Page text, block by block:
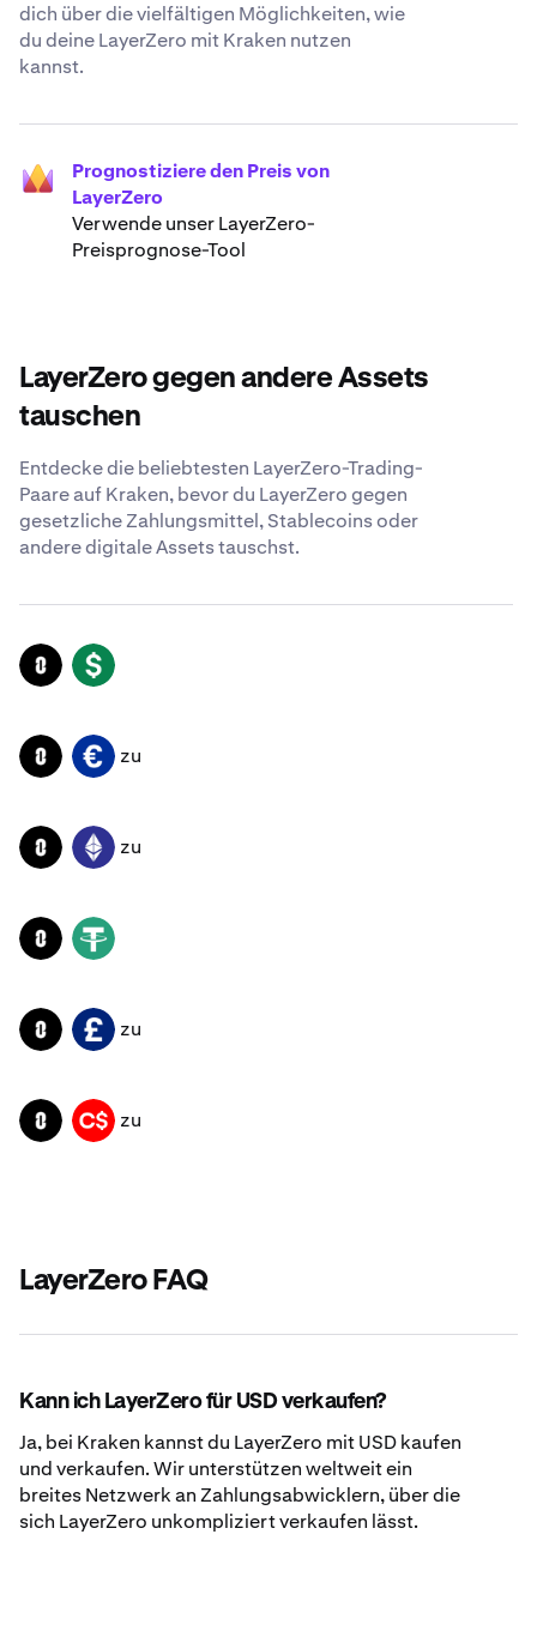
dich über die vielfältigen Möglichkeiten, wie
du deine LayerZero mit Kraken nutzen
kannst.
Prognostiziere den Preis von
LayerZero
Verwende unser LayerZero-
Preisprognose-Tool
LayerZero gegen andere Assets
tauschen
Entdecke die beliebtesten LayerZero-Trading-
Paare auf Kraken, bevor du LayerZero gegen
gesetzliche Zahlungsmittel, Stablecoins oder
andere digitale Assets tauschst.
ZRO USD
ZRO EUR zu
ZRO ETH zu
ZRO USDT
ZRO GBP zu
ZRO CAD zu
LayerZero FAQ
Kann ich LayerZero für USD verkaufen?
Ja, bei Kraken kannst du LayerZero mit USD kaufen
und verkaufen. Wir unterstützen weltweit ein
breites Netzwerk an Zahlungsabwicklern, über die
sich LayerZero unkompliziert verkaufen lässt.